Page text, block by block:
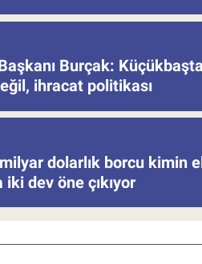
Burçak:
ihracat politikası
dolarlık borcu kimin
iki dev öne çıkıyor